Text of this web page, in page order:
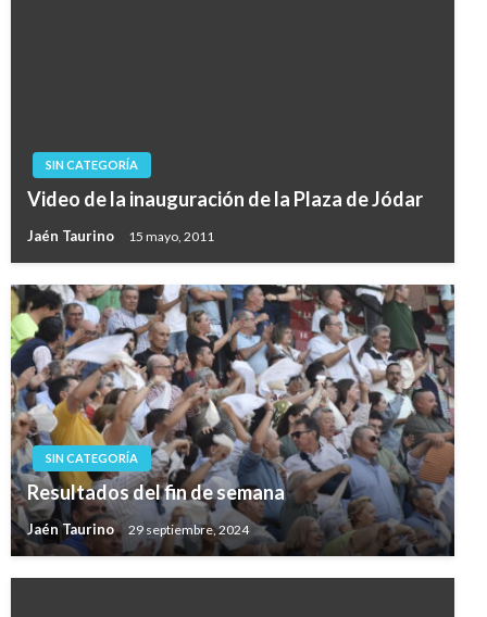
SIN CATEGORÍA
Video de la inauguración de la Plaza de Jódar
Jaén Taurino 15 mayo, 2011
SIN CATEGORÍA
Resultados del fin de semana
Jaén Taurino 29 septiembre, 2024